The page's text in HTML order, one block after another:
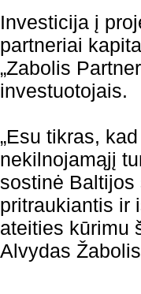
Investicija į
partneriai
„Zabolis
investuotojais.
„Esu tikras,
nekilnojamąjį
sostinė
pritraukiantis ir
ateities kūrimu
Alvydas